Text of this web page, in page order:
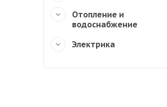
Отопление и
водоснабжение
Электрика